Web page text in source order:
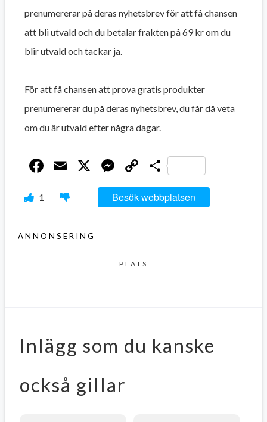
prenumererar på deras nyhetsbrev för att få chansen
att bli utvald och du betalar frakten på 69 kr om du
blir utvald och tackar ja.
För att få chansen att prova gratis produkter
prenumererar du på deras nyhetsbrev, du får då veta
om du är utvald efter några dagar.
Facebook
Email
X Messenger
Copy
Link
Dela
1 Besök webbplatsen
ANNONSERING
PLATS
Inlägg som du kanske
också gillar